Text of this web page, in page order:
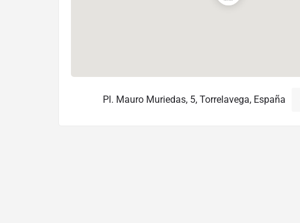
Pl. Mauro Muriedas, 5, Torrelavega, España